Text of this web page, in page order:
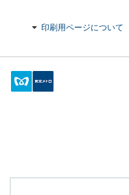
印刷用ページについて